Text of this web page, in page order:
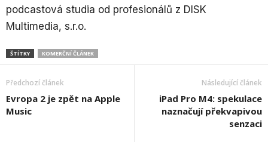
podcastová studia od profesionálů z DISK
Multimedia, s.r.o.
ŠTÍTKY KOMERČNÍ ČLÁNEK
Předchozí článek
Evropa 2 je zpět na Apple
Music
Následující článek
iPad Pro M4: spekulace
naznačují překvapivou
senzaci